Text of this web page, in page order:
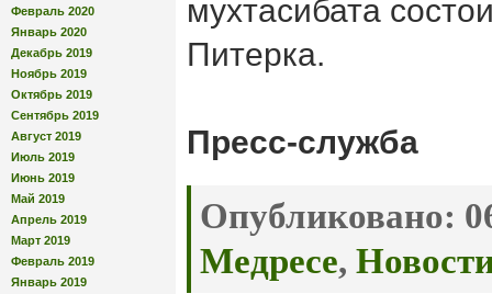
Февраль 2020
Январь 2020
Декабрь 2019
Ноябрь 2019
Октябрь 2019
Сентябрь 2019
Август 2019
Июль 2019
Июнь 2019
Май 2019
Апрель 2019
Март 2019
Февраль 2019
Январь 2019
мухтасибата
Питерка.
Пресс-служба
Опубликовано:
Медресе,